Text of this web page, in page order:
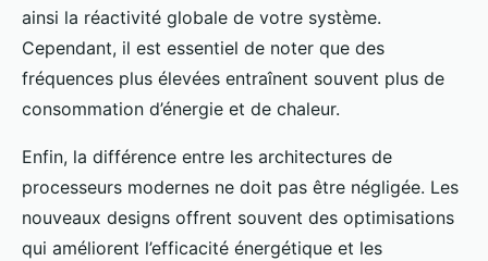
ainsi la réactivité globale de votre système.
Cependant, il est essentiel de noter que des
fréquences plus élevées entraînent souvent plus de
consommation d’énergie et de chaleur.
Enfin, la différence entre les architectures de
processeurs modernes ne doit pas être négligée. Les
nouveaux designs offrent souvent des optimisations
qui améliorent l’efficacité énergétique et les